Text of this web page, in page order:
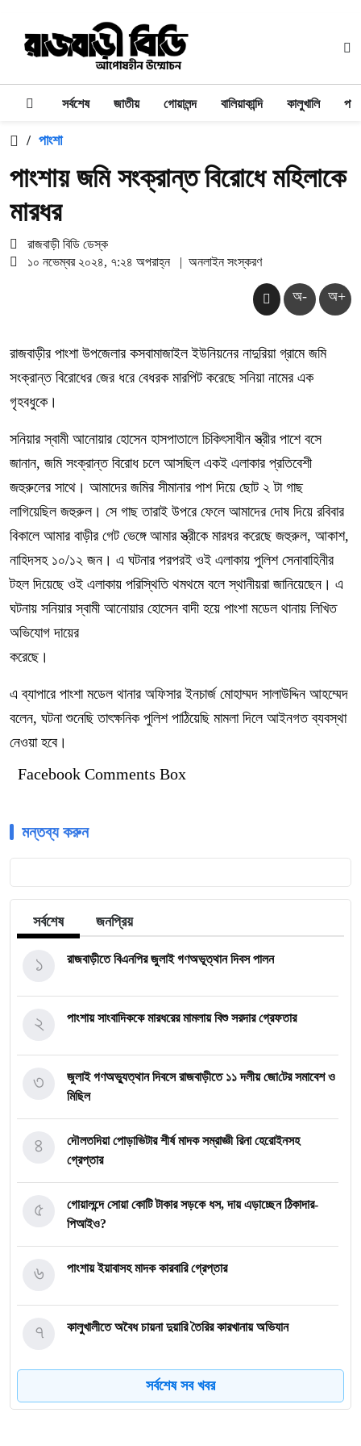
সর্বশেষ জাতীয় গোয়ালন্দ বালিয়াকান্দি কালুখালি
/ পাংশা
পাংশায় জমি সংক্রান্ত বিরোধে মহিলাকে
মারধর
রাজবাড়ী বিডি ডেস্ক
১০ নভেম্বর ২০২৪, ৭:২৪ অপরাহ্ন
| অনলাইন সংস্করণ
অ- অ+
রাজবাড়ীর পাংশা উপজেলার কসবামাজাইল ইউনিয়নের নাদুরিয়া গ্রামে জমি
সংক্রান্ত বিরোধের জের ধরে বেধরক মারপিট করেছে সনিয়া নামের এক
গৃহবধুকে।
সনিয়ার স্বামী আনোয়ার হোসেন হাসপাতালে চিকিৎসাধীন স্ত্রীর পাশে বসে
জানান, জমি সংক্রান্ত বিরোধ চলে আসছিল একই এলাকার প্রতিবেশী
জহুরুলের সাথে। আমাদের জমির সীমানার পাশ দিয়ে ছোট ২ টা গাছ
লাগিয়েছিল জহুরুল। সে গাছ তারাই উপরে ফেলে আমাদের দোষ দিয়ে রবিবার
বিকালে আমার বাড়ীর গেট ভেঙ্গে আমার স্ত্রীকে মারধর করেছে জহুরুল, আকাশ,
নাহিদসহ ১০/১২ জন। এ ঘটনার পরপরই ওই এলাকায় পুলিশ সেনাবাহিনীর
টহল দিয়েছে ওই এলাকায় পরিস্থিতি থমথমে বলে স্থানীয়রা জানিয়েছেন। এ
ঘটনায় সনিয়ার স্বামী আনোয়ার হোসেন বাদী হয়ে পাংশা মডেল থানায় লিখিত
অভিযোগ দায়ের
করেছে।
এ ব্যাপারে পাংশা মডেল থানার অফিসার ইনচার্জ মোহাম্মদ সালাউদ্দিন আহম্মেদ
বলেন, ঘটনা শুনেছি তাৎক্ষনিক পুলিশ পাঠিয়েছি মামলা দিলে আইনগত ব্যবস্থা
নেওয়া হবে।
Facebook Comments Box
মন্তব্য করুন
সর্বশেষ জনপ্রিয়
রাজবাড়ীতে বিএন‌পির জুলাই গণঅভূত্থান দিবস পালন
১
পাংশায় সাংবাদিককে মারধরের মামলায় বিশু সরদার গ্রেফতার
২
জুলাই গণঅভ্যুত্থান দিবসে রাজবাড়ীতে ১১ দলীয় জো‌টের সমাবেশ ও
মি‌ছিল
৩
দৌলতদিয়া পোড়াভিটার শীর্ষ মাদক সম্রাজ্ঞী রিনা হেরোইনসহ
গ্রেপ্তার
৪
গোয়ালন্দে সোয়া কোটি টাকার সড়কে ধস, দায় এড়াচ্ছেন ঠিকাদার-
পিআইও?
৫
পাংশায় ইয়াবাসহ মাদক কারবারি গ্রেপ্তার
৬
কালুখালীতে অবৈধ চায়না দুয়ারি তৈরির কারখানায় অভিযান
৭
গোয়ালন্দের নবাগত ইউএনও সাইফুল হুদার যোগদান
সর্বশেষ সব খবর